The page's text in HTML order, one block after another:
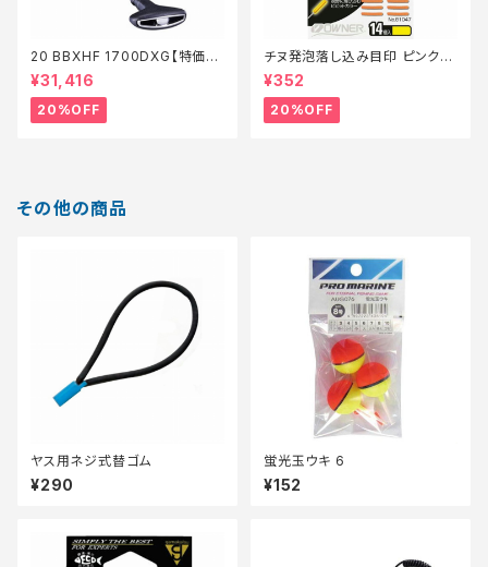
20 BBXHF 1700DXG【特価リ
ール】【20】
¥31,416
20%OFF
チヌ発泡落し込み目印 ピンク
【特価仕掛】【20】
¥352
20%OFF
その他の商品
ヤス用ネジ式替ゴム
¥290
蛍光玉ウキ 6
¥152